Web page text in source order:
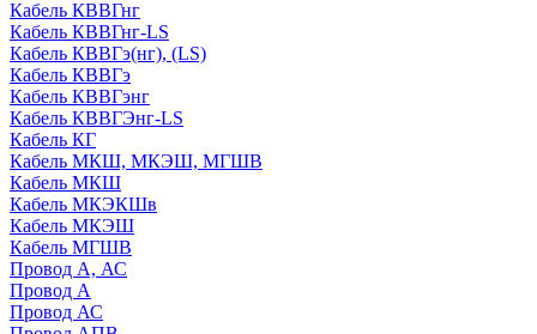
Кабель КВВГнг
Кабель КВВГнг-LS
Кабель КВВГэ(нг), (LS)
Кабель КВВГэ
Кабель КВВГэнг
Кабель КВВГЭнг-LS
Кабель КГ
Кабель МКШ, МКЭШ, МГШВ
Кабель МКШ
Кабель МКЭКШв
Кабель МКЭШ
Кабель МГШВ
Провод А, АС
Провод А
Провод АС